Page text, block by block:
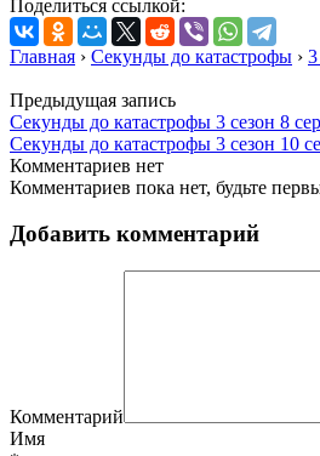
Поделиться ссылкой:
Главная › Секунды до катастрофы › 3
Предыдущая запись
Секунды до катастрофы 3 сезон 8
Секунды до катастрофы 3 сезон 10
Комментариев нет
Комментариев пока нет, будьте
Добавить комментарий
Комментарий
Имя